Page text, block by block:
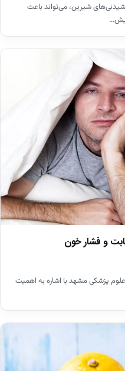
شیرین، می‌تواند باعث
و فشار خون
پزشکی مشهد با اشاره به اهمیت